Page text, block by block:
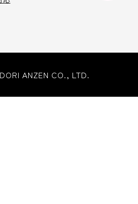
ANZEN CO., LTD.